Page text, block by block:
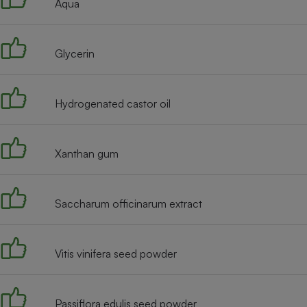
Aqua
Glycerin
Hydrogenated castor oil
Xanthan gum
Saccharum officinarum extract
Vitis vinifera seed powder
Passiflora edulis seed powder